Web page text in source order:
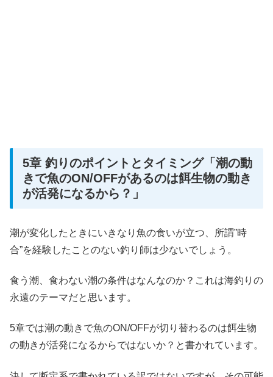
5章 釣りのポイントとタイミング「潮の動
きで魚のON/OFFがあるのは餌生物の動き
が活発になるから？」
潮が変化したときにいきなり魚の食いが立つ、所謂”時
合”を経験したことのない釣り師は少ないでしょう。
食う潮、食わない潮の条件はなんなのか？これは海釣りの
永遠のテーマだと思います。
5章では潮の動きで魚のON/OFFが切り替わるのは餌生物
の動きが活発になるからではないか？と書かれています。